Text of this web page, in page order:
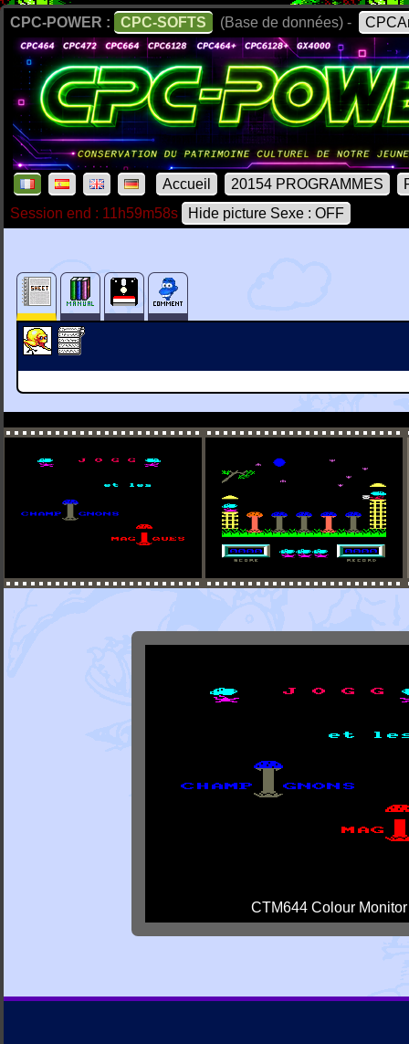
CPC-POWER : CPC-SOFTS (Base de données) -
Accueil 20154 PROGRAMMES
Session end : 11h59m58s
Hide picture Sexe : OFF
CTM644 Colour Monitor